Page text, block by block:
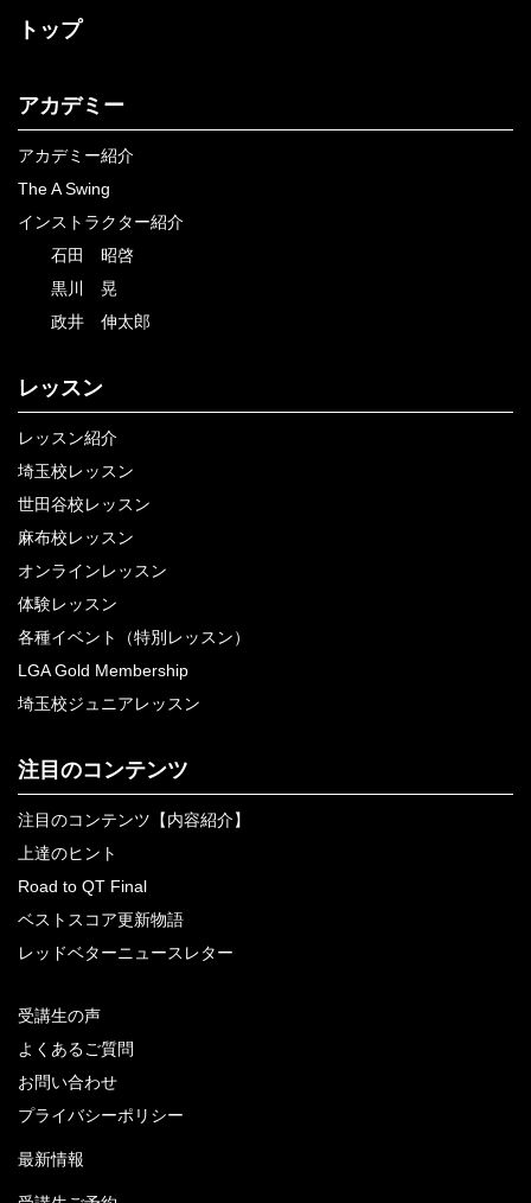
トップ
アカデミー
アカデミー紹介
The A Swing
インストラクター紹介
石田 昭啓
黒川 晃
政井 伸太郎
レッスン
レッスン紹介
埼玉校レッスン
世田谷校レッスン
麻布校レッスン
オンラインレッスン
体験レッスン
各種イベント（特別レッスン）
LGA Gold Membership
埼玉校ジュニアレッスン
注目のコンテンツ
注目のコンテンツ【内容紹介】
上達のヒント
Road to QT Final
ベストスコア更新物語
レッドベターニュースレター
受講生の声
よくあるご質問
お問い合わせ
プライバシーポリシー
最新情報